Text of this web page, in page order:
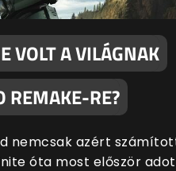
VOLT A VILÁGNAK
REMAKE-RE?
nemcsak azért
óta most először